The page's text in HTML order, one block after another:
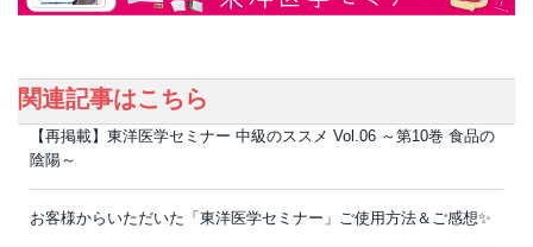
関連記事はこちら
【再掲載】東洋医学セミナー 中級のススメ Vol.06 ～第10巻 食品の
陰陽～
お客様からいただいた「東洋医学セミナー」ご使用方法＆ご感想✨